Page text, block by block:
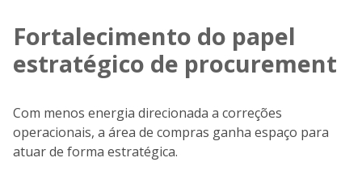
Fortalecimento do papel
estratégico de procurement
Com menos energia direcionada a correções
operacionais, a área de compras ganha espaço para
atuar de forma estratégica.